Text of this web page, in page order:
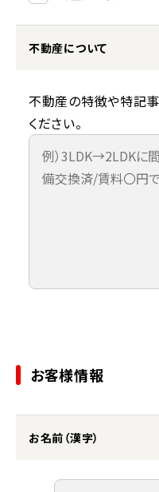
不動産について
不動産の特徴や特記
ください。
お客様情報
お名前（漢字）